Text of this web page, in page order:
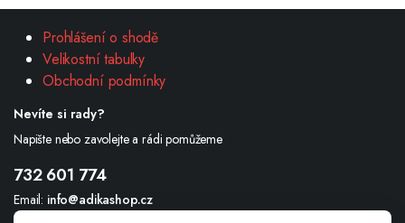
Prohlášení o shodě
Velikostní tabulky
Obchodní podmínky
Nevíte si rady?
Napište nebo zavolejte a rádi pomůžeme
732 601 774
Email: info@adikashop.cz